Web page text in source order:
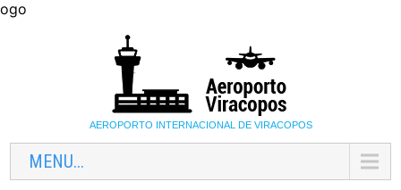
ogo
AEROPORTO INTERNACIONAL DE VIRACOPOS
MENU...